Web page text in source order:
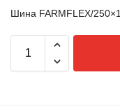
Шина FARMFLEX/